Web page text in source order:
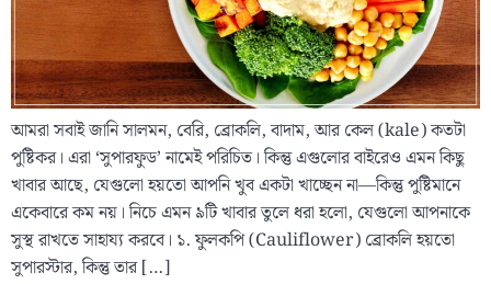
আমরা সবাই জানি সালমন, বেরি, ব্রোকলি, বাদাম, আর কেল (kale) কতটা
পুষ্টিকর। এরা ‘সুপারফুড’ নামেই পরিচিত। কিন্তু এগুলোর বাইরেও এমন কিছু
খাবার আছে, যেগুলো হয়তো আপনি খুব একটা খাচ্ছেন না—কিন্তু পুষ্টিমানে
একেবারে কম নয়। নিচে এমন ৯টি খাবার তুলে ধরা হলো, যেগুলো আপনাকে
সুস্থ রাখতে সাহায্য করবে। ১. ফুলকপি (Cauliflower) ব্রোকলি হয়তো
সুপারস্টার, কিন্তু তার […]